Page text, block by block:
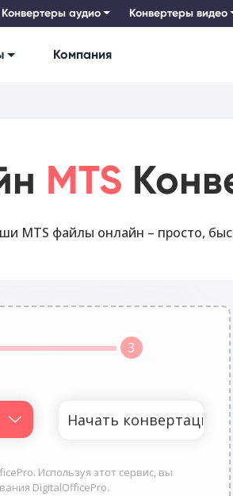
Конвертеры аудио Конвертеры видео
Компания
MTS
MTS файлы онлайн – просто,
3
Используя этот сервис, вы
DigitalOfficePro.